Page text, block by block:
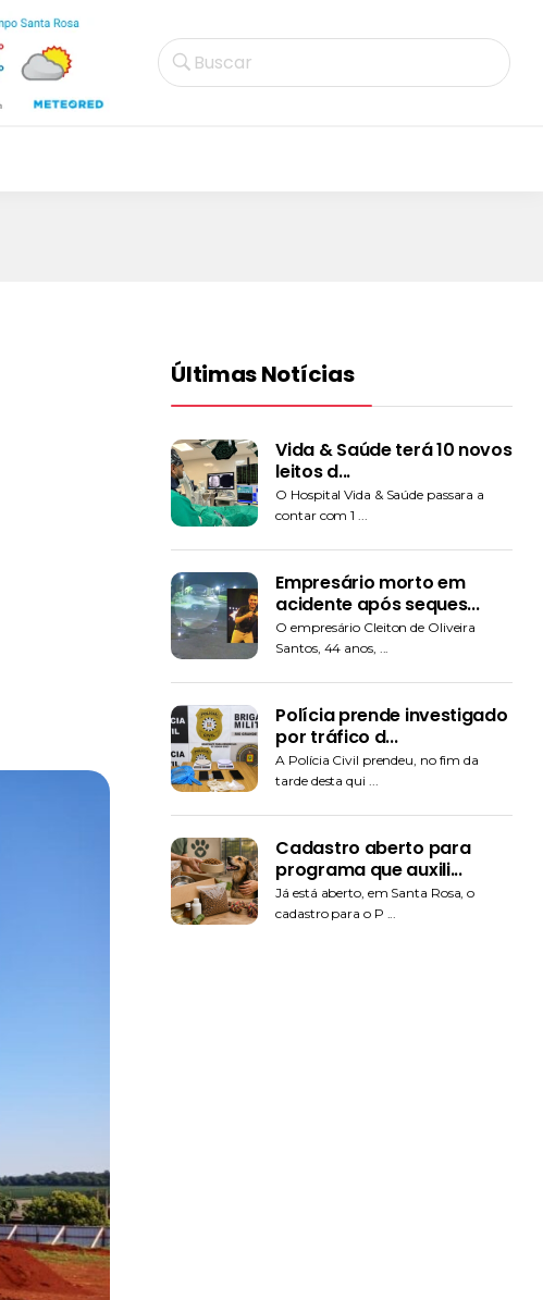
Buscar
Últimas Notícias
Vida & Saúde terá 10 novos
leitos d...
O Hospital Vida & Saúde passara a
contar com 1 ...
Empresário morto em
acidente após seques...
O empresário Cleiton de Oliveira
Santos, 44 anos, ...
Polícia prende investigado
por tráfico d...
A Polícia Civil prendeu, no fim da
tarde desta qui ...
Cadastro aberto para
programa que auxili...
Já está aberto, em Santa Rosa, o
cadastro para o P ...